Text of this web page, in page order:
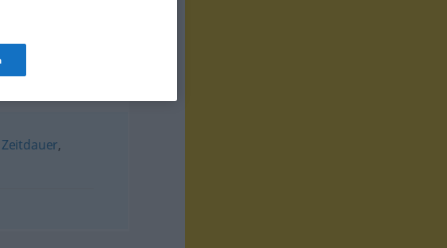
Zeitdauer,